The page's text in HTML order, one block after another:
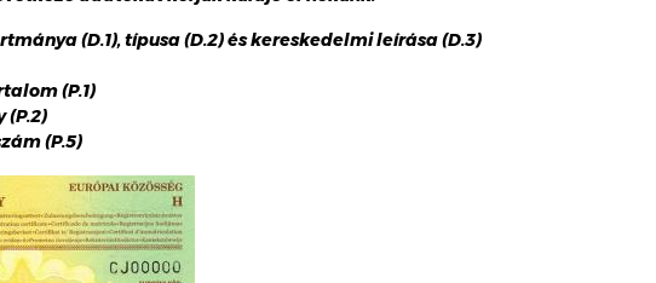
(D.1), típusa (D.2) és kereskedelmi leírása (D.3)
(P.1)
(P.2)
(P.5)